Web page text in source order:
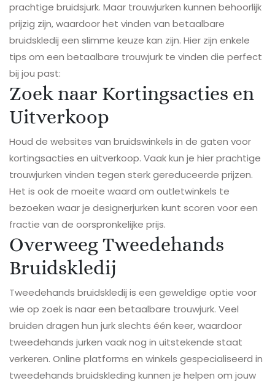
prachtige bruidsjurk. Maar trouwjurken kunnen behoorlijk
prijzig zijn, waardoor het vinden van betaalbare
bruidskledij een slimme keuze kan zijn. Hier zijn enkele
tips om een betaalbare trouwjurk te vinden die perfect
bij jou past:
Zoek naar Kortingsacties en
Uitverkoop
Houd de websites van bruidswinkels in de gaten voor
kortingsacties en uitverkoop. Vaak kun je hier prachtige
trouwjurken vinden tegen sterk gereduceerde prijzen.
Het is ook de moeite waard om outletwinkels te
bezoeken waar je designerjurken kunt scoren voor een
fractie van de oorspronkelijke prijs.
Overweeg Tweedehands
Bruidskledij
Tweedehands bruidskledij is een geweldige optie voor
wie op zoek is naar een betaalbare trouwjurk. Veel
bruiden dragen hun jurk slechts één keer, waardoor
tweedehands jurken vaak nog in uitstekende staat
verkeren. Online platforms en winkels gespecialiseerd in
tweedehands bruidskleding kunnen je helpen om jouw